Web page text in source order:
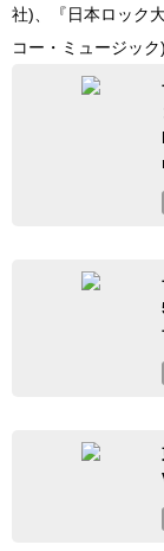
社)、『日本ロック
コー・ミュージック)